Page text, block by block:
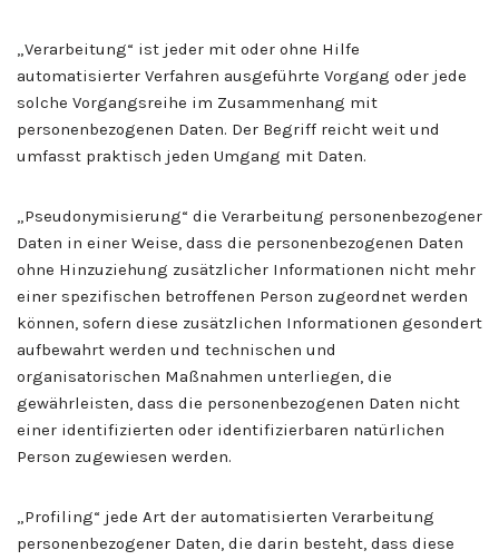
„Verarbeitung“ ist jeder mit oder ohne Hilfe
automatisierter Verfahren ausgeführte Vorgang oder jede
solche Vorgangsreihe im Zusammenhang mit
personenbezogenen Daten. Der Begriff reicht weit und
umfasst praktisch jeden Umgang mit Daten.
„Pseudonymisierung“ die Verarbeitung personenbezogener
Daten in einer Weise, dass die personenbezogenen Daten
ohne Hinzuziehung zusätzlicher Informationen nicht mehr
einer spezifischen betroffenen Person zugeordnet werden
können, sofern diese zusätzlichen Informationen gesondert
aufbewahrt werden und technischen und
organisatorischen Maßnahmen unterliegen, die
gewährleisten, dass die personenbezogenen Daten nicht
einer identifizierten oder identifizierbaren natürlichen
Person zugewiesen werden.
„Profiling“ jede Art der automatisierten Verarbeitung
personenbezogener Daten, die darin besteht, dass diese